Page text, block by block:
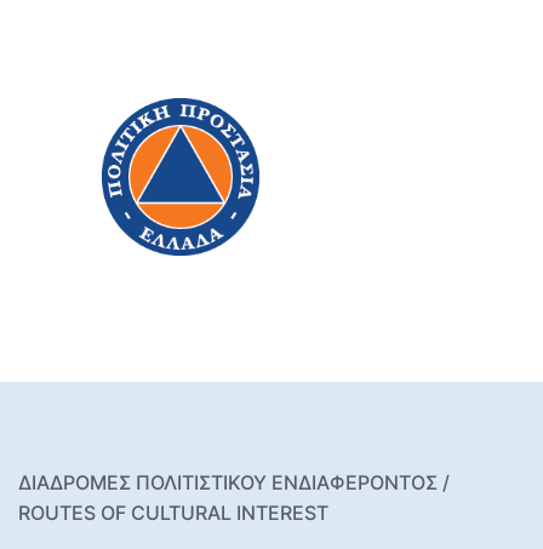
ΔΙΑΔΡΟΜΕΣ ΠΟΛΙΤΙΣΤΙΚΟΥ ΕΝΔΙΑΦΕΡΟΝΤΟΣ /
ROUTES OF CULTURAL INTEREST